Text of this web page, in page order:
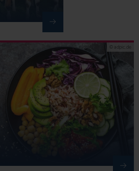
© adpic.de